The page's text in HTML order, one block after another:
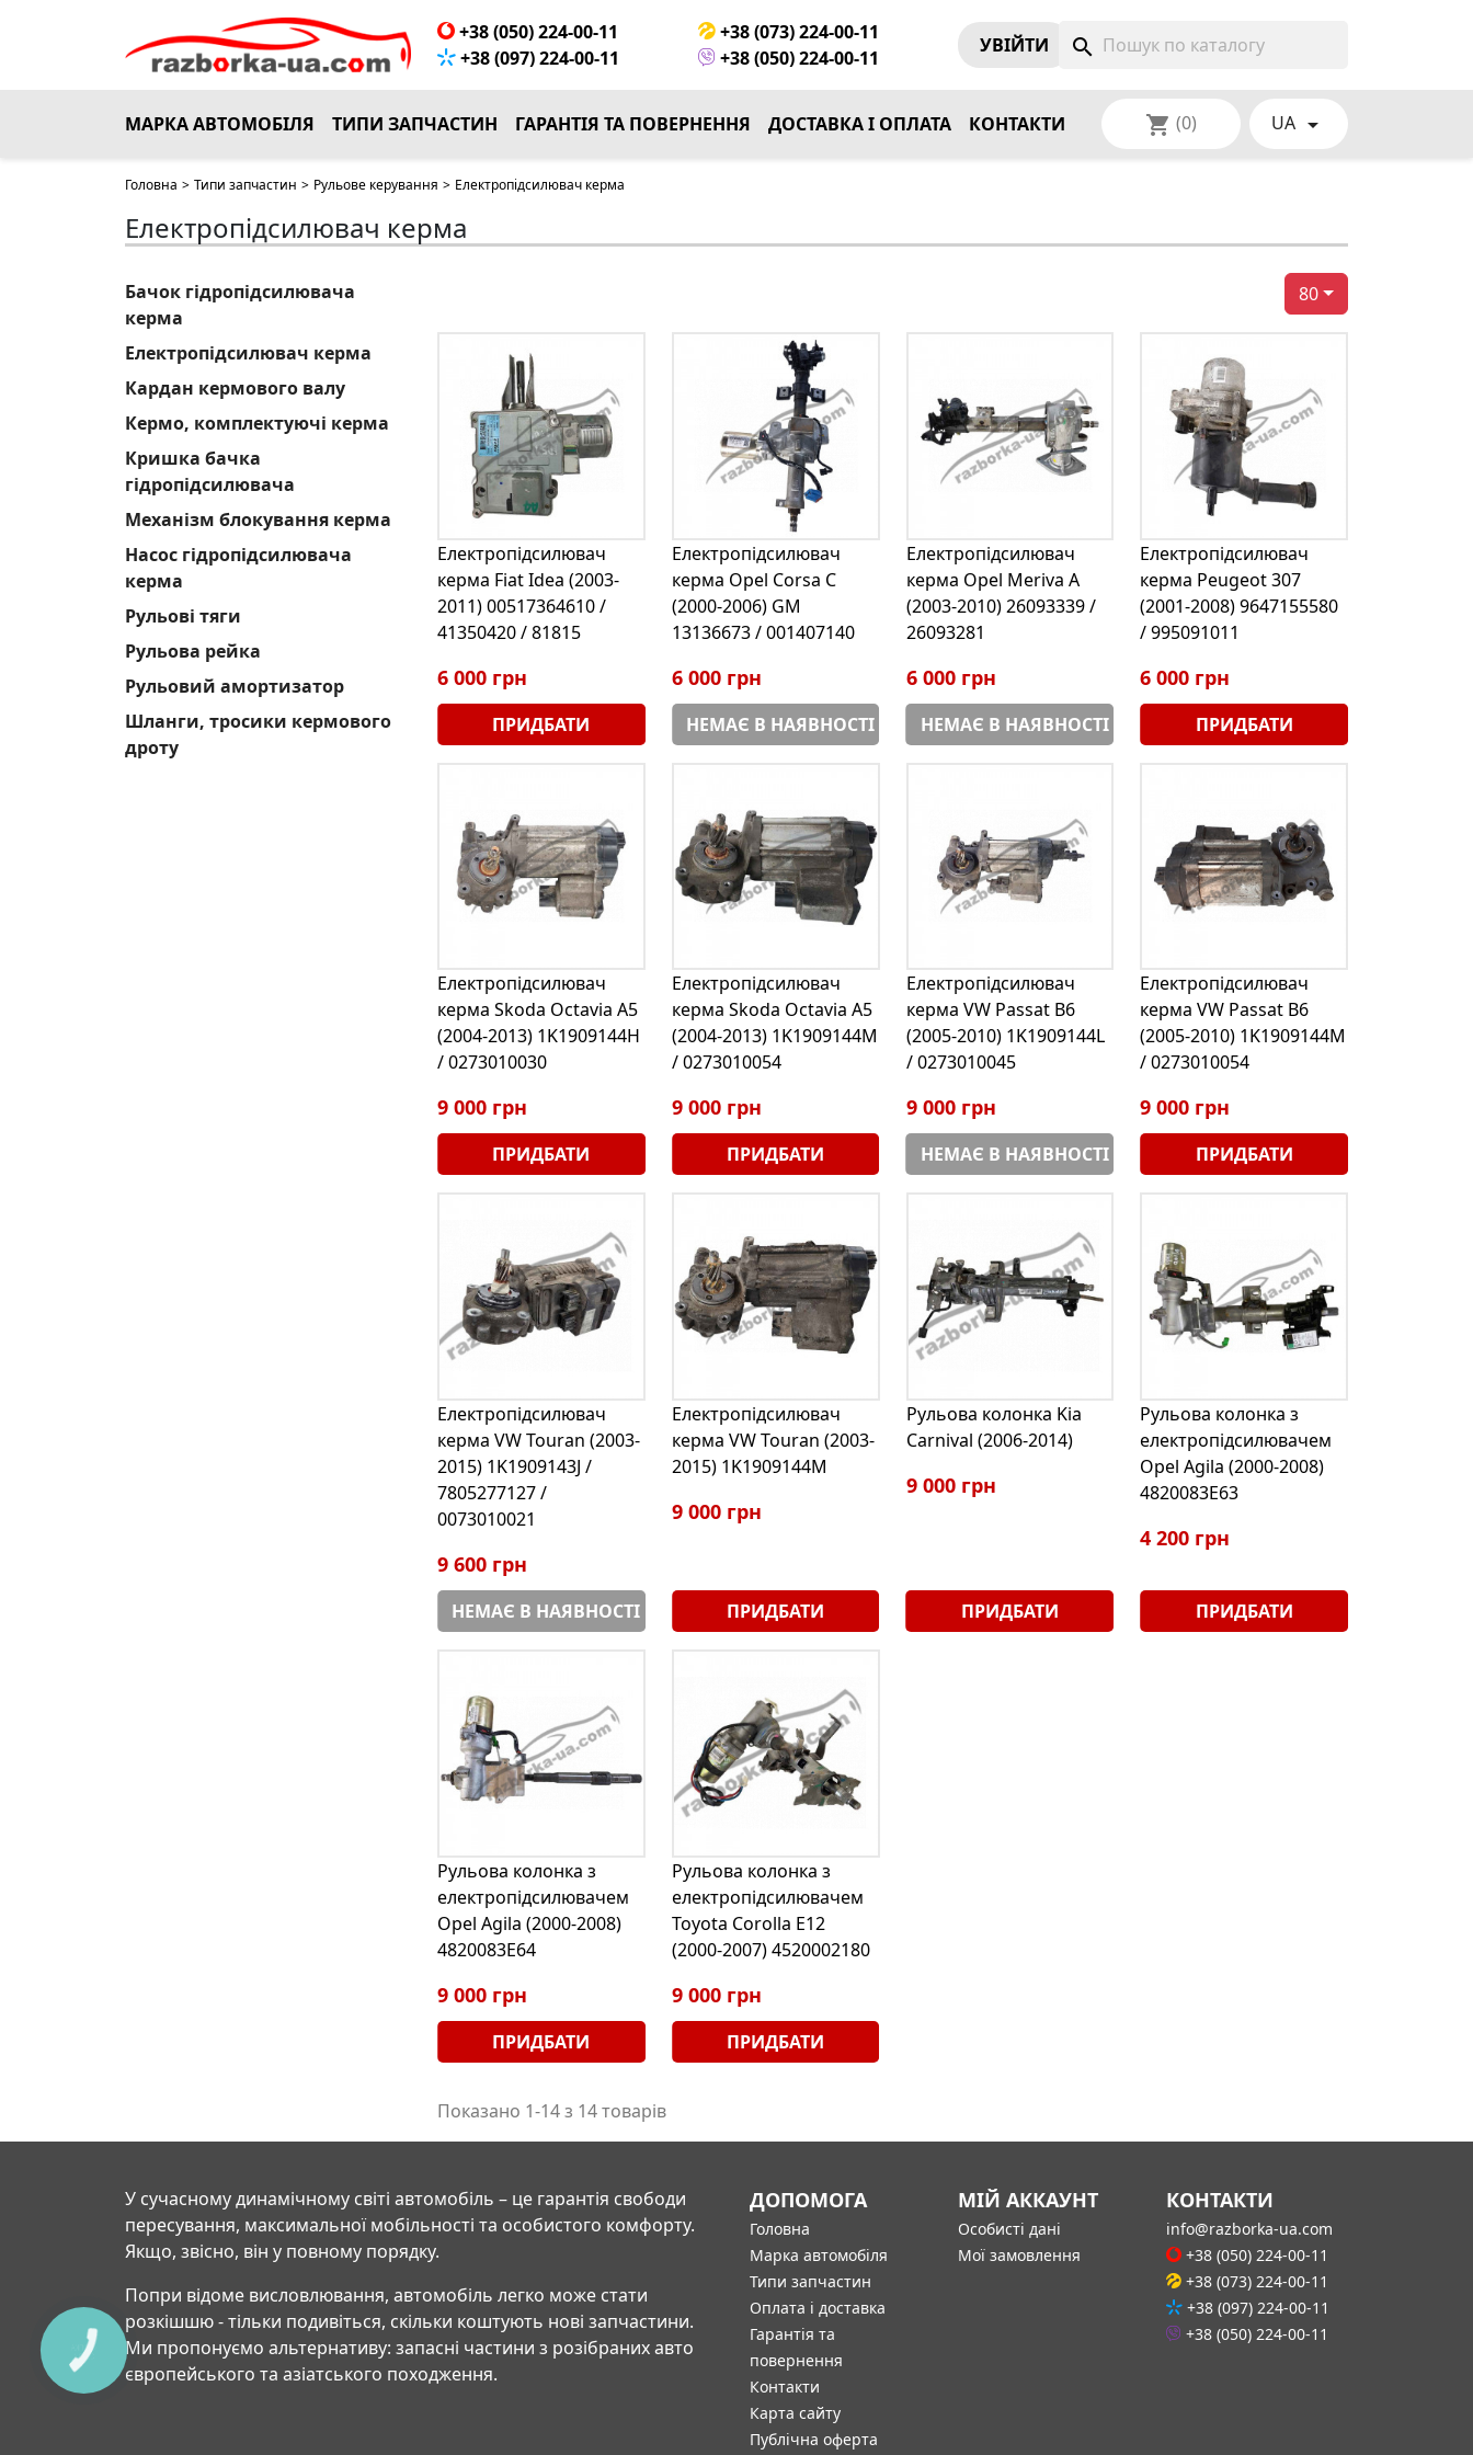
+38 (050) 224-00-11
+38 (073) 224-00-11
+38 (097) 224-00-11
+38 (050) 224-00-11
УВIЙТИ search
МАРКА АВТОМОБІЛЯ ТИПИ ЗАПЧАСТИН ГАРАНТІЯ ТА ПОВЕРНЕННЯ ДОСТАВКА І ОПЛАТА КОНТАКТИ shopping_cart (0) UA 
Головна > Типи запчастин > Рульове керування > Електропідсилювач керма
Електропідсилювач керма
Бачок гідропідсилювача
керма
Електропідсилювач керма
Кардан кермового валу
Кермо, комплектуючі керма
Кришка бачка
гідропідсилювача
Механізм блокування керма
Насос гідропідсилювача
керма
Рульові тяги
Рульова рейка
Рульовий амортизатор
Шланги, тросики кермового
дроту
80
Електропідсилювач
керма Fiat Idea (2003-
2011) 00517364610 /
41350420 / 81815
6 000 грн
ПРИДБАТИ
Електропідсилювач
керма Opel Corsa С
(2000-2006) GM
13136673 / 001407140
6 000 грн
НЕМАЄ В НАЯВНОСТІ
Електропідсилювач
керма Opel Meriva A
(2003-2010) 26093339 /
26093281
6 000 грн
НЕМАЄ В НАЯВНОСТІ
Електропідсилювач
керма Peugeot 307
(2001-2008) 9647155580
/ 995091011
6 000 грн
ПРИДБАТИ
Електропідсилювач
керма Skoda Octavia A5
(2004-2013) 1K1909144H
/ 0273010030
9 000 грн
ПРИДБАТИ
Електропідсилювач
керма Skoda Octavia A5
(2004-2013) 1K1909144M
/ 0273010054
9 000 грн
ПРИДБАТИ
Електропідсилювач
керма VW Passat B6
(2005-2010) 1K1909144L
/ 0273010045
9 000 грн
НЕМАЄ В НАЯВНОСТІ
Електропідсилювач
керма VW Passat B6
(2005-2010) 1K1909144M
/ 0273010054
9 000 грн
ПРИДБАТИ
Електропідсилювач
керма VW Touran (2003-
2015) 1K1909143J /
7805277127 /
0073010021
9 600 грн
НЕМАЄ В НАЯВНОСТІ
Електропідсилювач
керма VW Touran (2003-
2015) 1K1909144M
9 000 грн
ПРИДБАТИ
Рульова колонка Kia
Carnival (2006-2014)
9 000 грн
ПРИДБАТИ
Рульова колонка з
електропідсилювачем
Opel Agila (2000-2008)
4820083E63
4 200 грн
ПРИДБАТИ
Рульова колонка з
електропідсилювачем
Opel Agila (2000-2008)
4820083Е64
9 000 грн
ПРИДБАТИ
Рульова колонка з
електропідсилювачем
Toyota Corolla E12
(2000-2007) 4520002180
9 000 грн
ПРИДБАТИ
Показано 1-14 з 14 товарів
У сучасному динамічному світі автомобіль – це гарантія свободи
пересування, максимальної мобільності та особистого комфорту.
Якщо, звісно, він у повному порядку.
Попри відоме висловлювання, автомобіль легко може стати
розкішшю - тільки подивіться, скільки коштують нові запчастини.
Ми пропонуємо альтернативу: запасні частини з розібраних авто
європейського та азіатського походження.
ДОПОМОГА
Головна
Марка автомобіля
Типи запчастин
Оплата і доставка
Гарантія та
повернення
Контакти
Карта сайту
Публічна оферта
МІЙ АККАУНТ
Особисті дані
Мої замовлення
КОНТАКТИ
info@razborka-ua.com
+38 (050) 224-00-11
+38 (073) 224-00-11
+38 (097) 224-00-11
+38 (050) 224-00-11
КНОПКА
СВЯЗИ